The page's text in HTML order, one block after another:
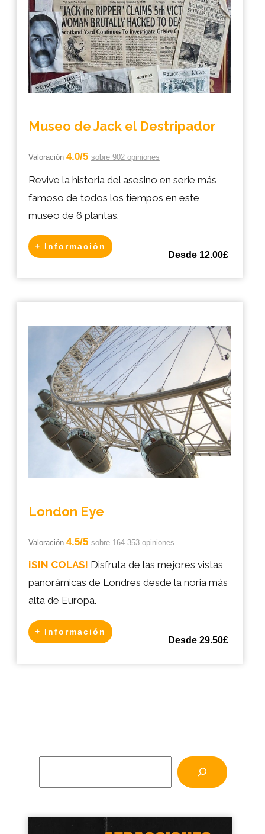
Museo de Jack el Destripador
Valoración 4.0/5 sobre 902 opiniones
Revive la historia del asesino en serie más
famoso de todos los tiempos en este
museo de 6 plantas.
+ Información
Desde 12.00£
London Eye
Valoración 4.5/5 sobre 164.353 opiniones
¡SIN COLAS! Disfruta de las mejores vistas
panorámicas de Londres desde la noria más
alta de Europa.
+ Información
Desde 29.50£